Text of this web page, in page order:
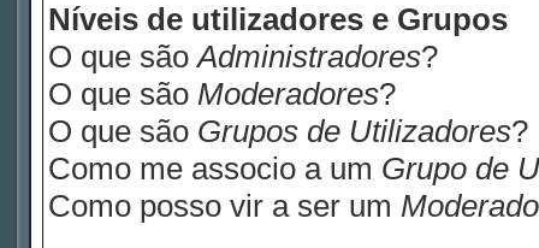
Níveis de utilizadores e Grupos
O que sãoAdministradores?
O que são Moderadores?
O que são Grupos de Utilizadores?
Como me associo a um Grupo de
Como posso vir a ser um